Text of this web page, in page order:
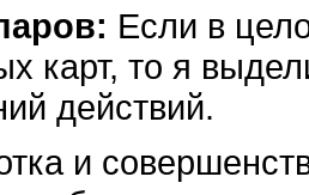
Если в
карт, то я
действий.
и